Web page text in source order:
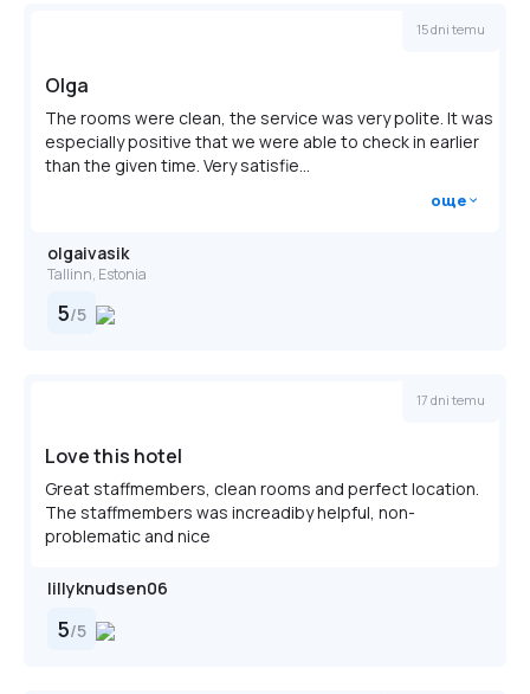
olgaivasik
Tallinn, Estonia
5/5
15 dni temu
Olga
The rooms were clean, the service was very polite. It was
especially positive that we were able to check in earlier
than the given time. Very satisfie...
още
lillyknudsen06
5/5
17 dni temu
Love this hotel
Great staffmembers, clean rooms and perfect location.
The staffmembers was increadiby helpful, non-
problematic and nice